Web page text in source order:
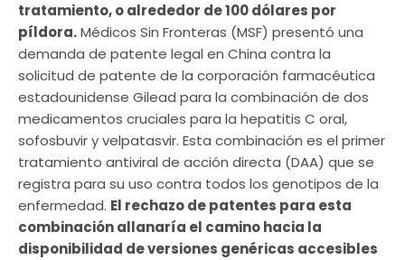
tratamiento, o alrededor de 100 dólares por
píldora.Médicos Sin Fronteras (MSF) presentó una
demanda de patente legal en China contra la
solicitud de patente de la corporación farmacéutica
estadounidense Gilead para la combinación de dos
medicamentos cruciales para la hepatitis C oral,
sofosbuvir y velpatasvir. Esta combinación es el primer
tratamiento antiviral de acción directa (DAA) que se
registra para su uso contra todos los genotipos de la
enfermedad. El rechazo de patentes para esta
combinación allanaría el camino hacia la
disponibilidad de versiones genéricas accesibles